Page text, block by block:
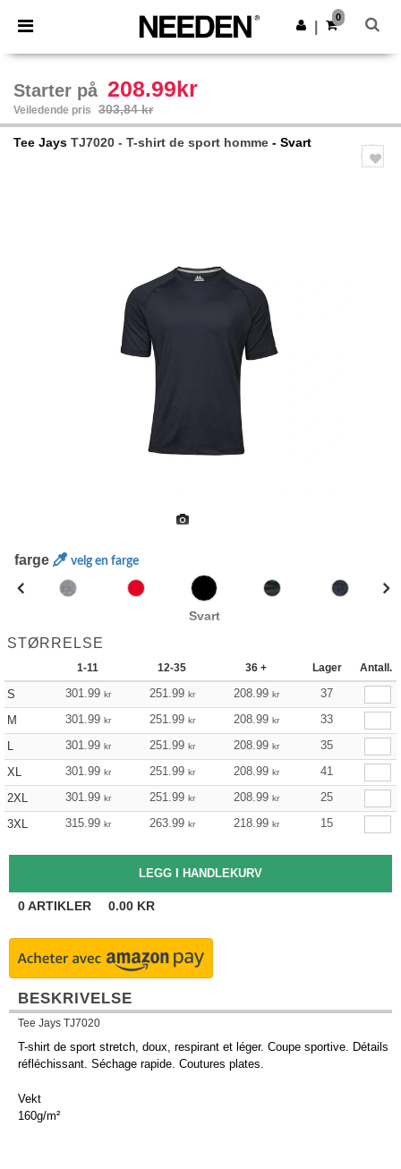
× Needen-app
Bedre priser i appen!
Last ned app
0
Starter på 208.99kr
Veiledende pris 303,84 kr
Tee Jays TJ7020 - T-shirt de sport homme - Svart
farge velg en farge
Svart
STØRRELSE
1-11 12-35 36 + Lager Antall.
S 301.99 kr 251.99 kr 208.99 kr
37
M
301.99 kr 251.99 kr 208.99 kr
33
L
301.99 kr 251.99 kr 208.99 kr
35
XL
301.99 kr 251.99 kr 208.99 kr
41
2XL
301.99 kr 251.99 kr 208.99 kr
25
3XL
315.99 kr 263.99 kr 218.99 kr 15
0ARTIKLER 0.00 KR
BESKRIVELSE
Tee Jays TJ7020
T-shirt de sport stretch, doux, respirant et léger. Coupe sportive. Détails
réfléchissant. Séchage rapide. Coutures plates.
Vekt
160g/m²